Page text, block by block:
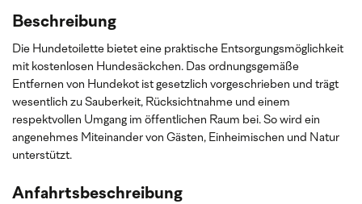
Beschreibung
Die Hundetoilette bietet eine praktische Entsorgungsmöglichkeit
mit kostenlosen Hundesäckchen. Das ordnungsgemäße
Entfernen von Hundekot ist gesetzlich vorgeschrieben und trägt
wesentlich zu Sauberkeit, Rücksichtnahme und einem
respektvollen Umgang im öffentlichen Raum bei. So wird ein
angenehmes Miteinander von Gästen, Einheimischen und Natur
unterstützt.
Anfahrtsbeschreibung